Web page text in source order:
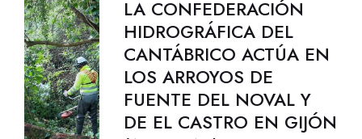
LA CONFEDERACIÓN
HIDROGRÁFICA DEL
CANTÁBRICO ACTÚA EN
LOS ARROYOS DE
FUENTE DEL NOVAL Y
DE EL CASTRO EN GIJÓN